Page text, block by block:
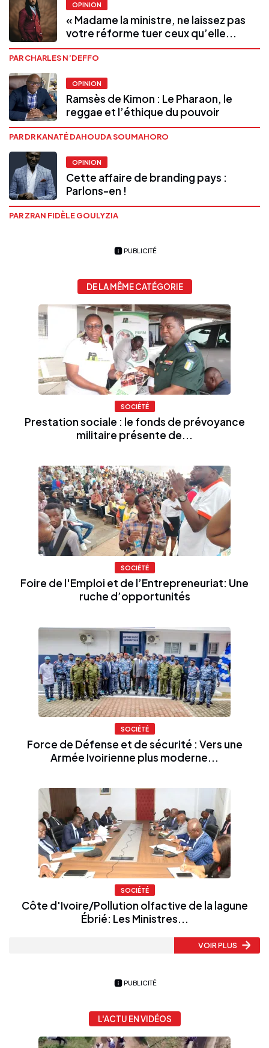
OPINION
« Madame la ministre, ne laissez pas
votre réforme tuer ceux qu’elle...
PAR CHARLES N’DEFFO
OPINION
Ramsès de Kimon : Le Pharaon, le
reggae et l’éthique du pouvoir
PAR DR KANATÉ DAHOUDA SOUMAHORO
OPINION
Cette affaire de branding pays :
Parlons-en !
PAR ZRAN FIDÈLE GOULYZIA
PUBLICITÉ
DE LA MÊME CATÉGORIE
SOCIÉTÉ
Prestation sociale : le fonds de prévoyance
militaire présente de...
SOCIÉTÉ
Foire de l'Emploi et de l’Entrepreneuriat: Une
ruche d’opportunités
SOCIÉTÉ
Force de Défense et de sécurité : Vers une
Armée Ivoirienne plus moderne...
SOCIÉTÉ
Côte d'Ivoire/Pollution olfactive de la lagune
Ébrié: Les Ministres...
VOIR PLUS
PUBLICITÉ
L'ACTU EN VIDÉOS